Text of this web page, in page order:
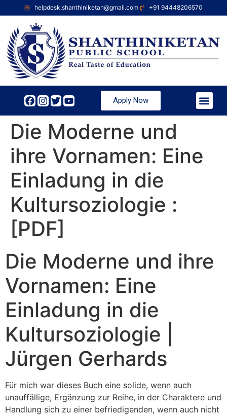
helpdesk.shanthiniketan@gmail.com +91 94448206570
Apply Now
Die Moderne und
ihre Vornamen: Eine
Einladung in die
Kultursoziologie :
[PDF]
Die Moderne und ihre
Vornamen: Eine
Einladung in die
Kultursoziologie |
Jürgen Gerhards
Für mich war dieses Buch eine solide, wenn auch
unauffällige, Ergänzung zur Reihe, in der Charaktere und
Handlung sich zu einer befriedigenden, wenn auch nicht